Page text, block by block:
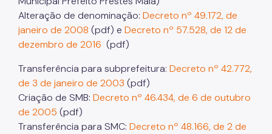
Alteração de denominação: Decreto nº 49.172, de
janeiro de 2008 (pdf) e Decreto nº 57.528, de 12 de
dezembro de 2016 (pdf)
Transferência para subprefeitura: Decreto nº 42.772,
de 3 de janeiro de 2003 (pdf)
Criação de SMB: Decreto nº 46.434, de 6 de outubro
de 2005 (pdf)
Transferência para SMC: Decreto nº 48.166, de 2 de